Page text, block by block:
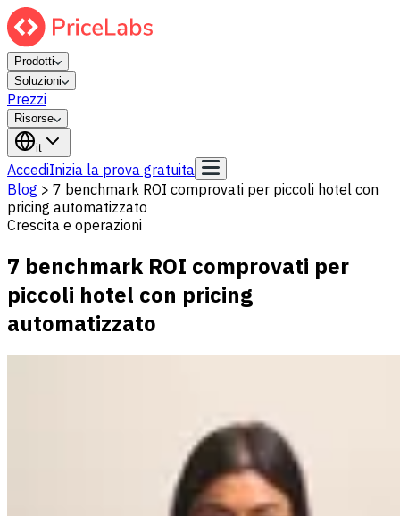
Prodotti
Soluzioni
Prezzi
Risorse
it
AccediInizia la prova gratuita
Blog > 7 benchmark ROI comprovati per piccoli hotel con
pricing automatizzato
Crescita e operazioni
7 benchmark ROI comprovati per
piccoli hotel con pricing
automatizzato